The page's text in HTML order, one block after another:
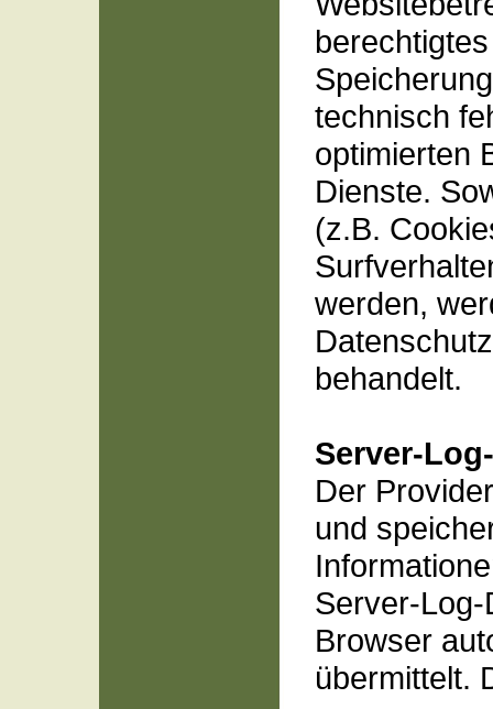
technisch
optimierten
Dienste.
(z.B.
werden,
behandelt.
Server-
Der
und
Server-
Browser
übermittelt.